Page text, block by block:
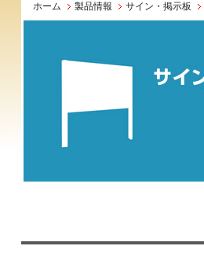
ホーム 製品情報 サイン・掲示板